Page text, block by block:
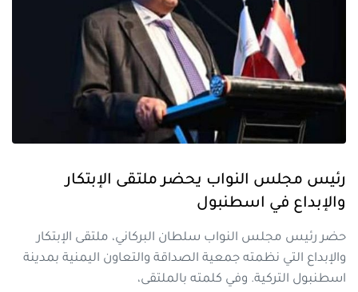
رئيس مجلس النواب يحضر ملتقى الإبتكار
والإبداع في اسطنبول
حضر رئيس مجلس النواب سلطان البركاني، ملتقى الإبتكار
والإبداع التي نظمته جمعية الصداقة والتعاون اليمنية بمدينة
اسطنبول التركية. وفي كلمته بالملتقى،